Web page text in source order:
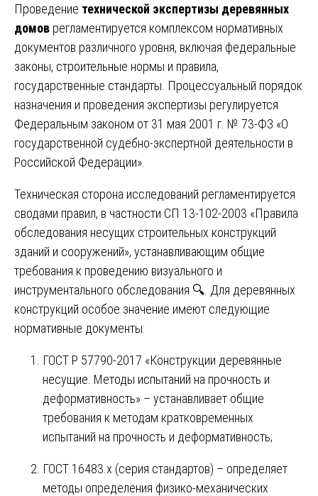
Проведение технической экспертизы деревянных
домов регламентируется комплексом нормативных
документов различного уровня, включая федеральные
законы, строительные нормы и правила,
государственные стандарты. Процессуальный порядок
назначения и проведения экспертизы регулируется
Федеральным законом от 31 мая 2001 г. № 73-ФЗ «О
государственной судебно-экспертной деятельности в
Российской Федерации».
Техническая сторона исследований регламентируется
сводами правил, в частности СП 13-102-2003 «Правила
обследования несущих строительных конструкций
зданий и сооружений», устанавливающим общие
требования к проведению визуального и
инструментального обследования 🔍. Для деревянных
конструкций особое значение имеют следующие
нормативные документы:
ГОСТ Р 57790-2017 «Конструкции деревянные
несущие. Методы испытаний на прочность и
деформативность» – устанавливает общие
требования к методам кратковременных
испытаний на прочность и деформативность;
ГОСТ 16483.х (серия стандартов) – определяет
методы определения физико-механических